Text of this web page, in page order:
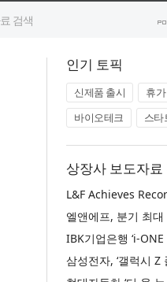
인기 토픽
신제품 출시 휴가
바이오테크
스타
상장사 보도자료
IBK기업은행 ‘i-